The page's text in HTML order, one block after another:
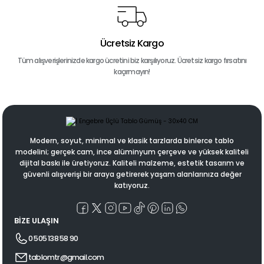
Ücretsiz Kargo
Tüm alışverişlerinizde kargo ücretini biz karşılıyoruz. Ücretsiz kargo fırsatını
kaçırmayın!
Modern, soyut, minimal ve klasik tarzlarda binlerce tablo
modelini; gerçek cam, ince alüminyum çerçeve ve yüksek kaliteli
dijital baskı ile üretiyoruz. Kaliteli malzeme, estetik tasarım ve
güvenli alışverişi bir araya getirerek yaşam alanlarınıza değer
katıyoruz.
BİZE ULAŞIN
0 505 138 58 90
tablomtr@gmail.com